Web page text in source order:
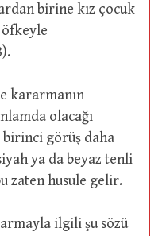
kararmanın
olacağı
birinci görüş daha
ya da beyaz tenli
zaten husule gelir.
ilgili şu sözü